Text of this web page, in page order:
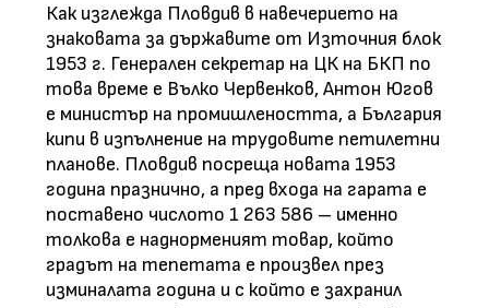
Как изглежда Пловдив в навечерието на
знаковата за държавите от Източния блок
1953 г. Генерален секретар на ЦК на БКП по
това време е Вълко Червенков, Антон Югов
е министър на промишлеността, а България
кипи в изпълнение на трудовите петилетни
планове. Пловдив посреща новата 1953
година празнично, а пред входа на гарата е
поставено числото 1 263 586 – именно
толкова е наднорменият товар, който
градът на тепетата е произвел през
изминалата година и с който е захранил